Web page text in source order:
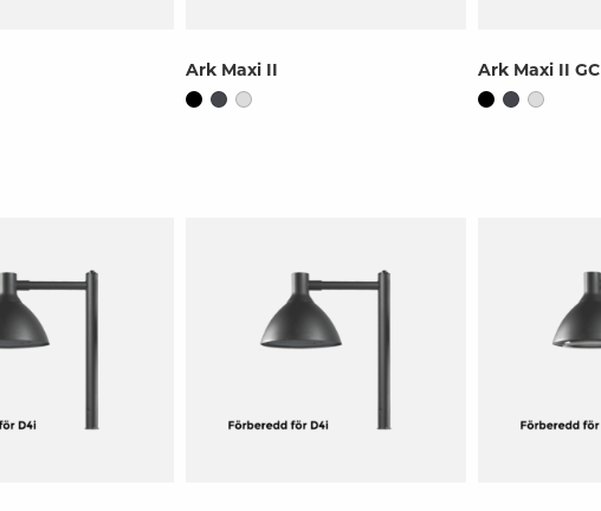
Ark Maxi II Ark Maxi II GC